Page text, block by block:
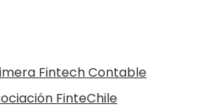
Fintech Contable
FinteChile